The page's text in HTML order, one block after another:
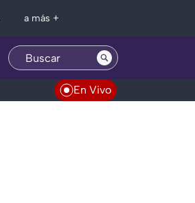
a más +
En Vivo